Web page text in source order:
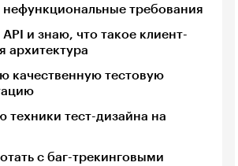
нефункциональные требования
и знаю, что такое клиент-
архитектура
качественную тестовую
техники тест-дизайна на
с баг-трекинговыми